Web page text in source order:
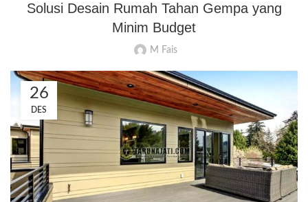
Solusi Desain Rumah Tahan Gempa yang
Minim Budget
M Fais
26
DES